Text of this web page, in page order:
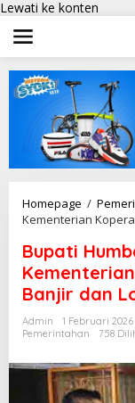
Lewati ke konten
Homepage /
Kementerian
Bupati
Banjir dan
Admin
1 Februari 2026
Pemerintahan
758